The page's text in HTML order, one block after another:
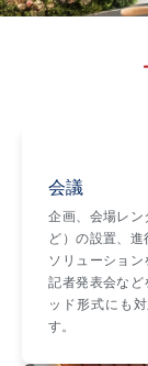
会議
企画、会場レ
ど）の設置、
ソリューション
記者発表会など
ッド形式にも
す。